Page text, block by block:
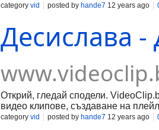
category vid posted by hande7 12 years ago
Десислава
Открий, гледай сподели.
видео клипове, създаване на
category vid posted by hande7 12 years ago